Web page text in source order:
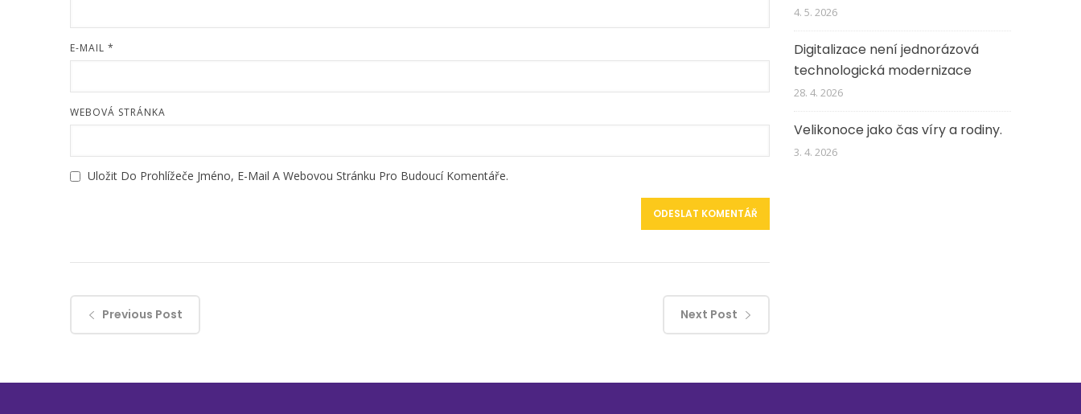
E-MAIL *
WEBOVÁ STRÁNKA
Uložit Do Prohlížeče Jméno, E-Mail A Webovou Stránku Pro Budoucí Komentáře.
Previous Post Next Post
4. 5. 2026
Digitalizace není jednorázová
technologická modernizace
28. 4. 2026
Velikonoce jako čas víry a rodiny.
3. 4. 2026